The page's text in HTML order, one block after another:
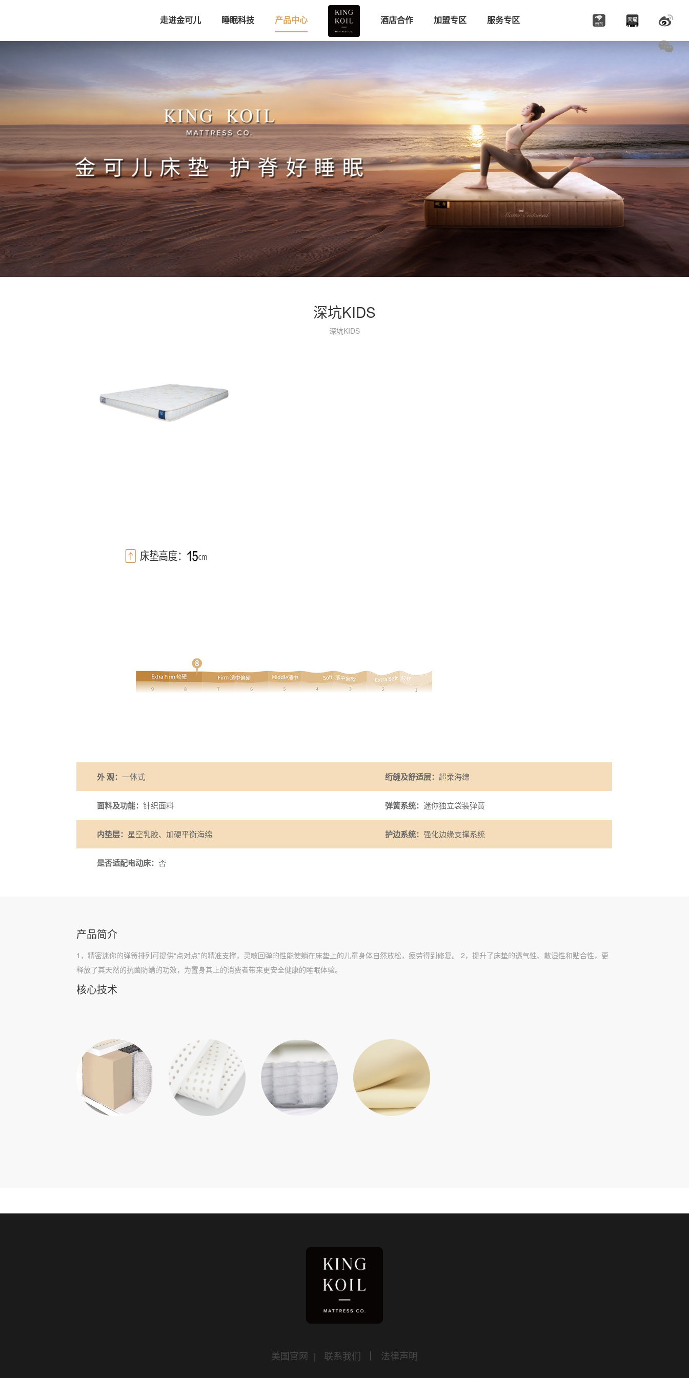
走进金可儿 睡眠科技 产品中心 酒店合作 加盟专区 服务专区
深坑KIDS
深坑KIDS
外 观：一体式 绗缝及舒适层：超柔海绵
面料及功能：针织面料 弹簧系统：迷你独立袋装弹簧
内垫层： 星空乳胶、加硬平衡海绵 护边系统：强化边缘支撑系统
是否适配电动床：否
产品简介
1，精密迷你的弹簧排列可提供“点对点”的精准支撑，灵敏回弹的性能使躺在床垫上的儿童身体自然放松，疲劳得到修复。 2，提升了床垫的透气性、散湿性和贴合性，更
释放了其天然的抗菌防螨的功效，为置身其上的消费者带来更安全健康的睡眠体验。
核心技术
美国官网 | 联系我们 ｜ 法律声明